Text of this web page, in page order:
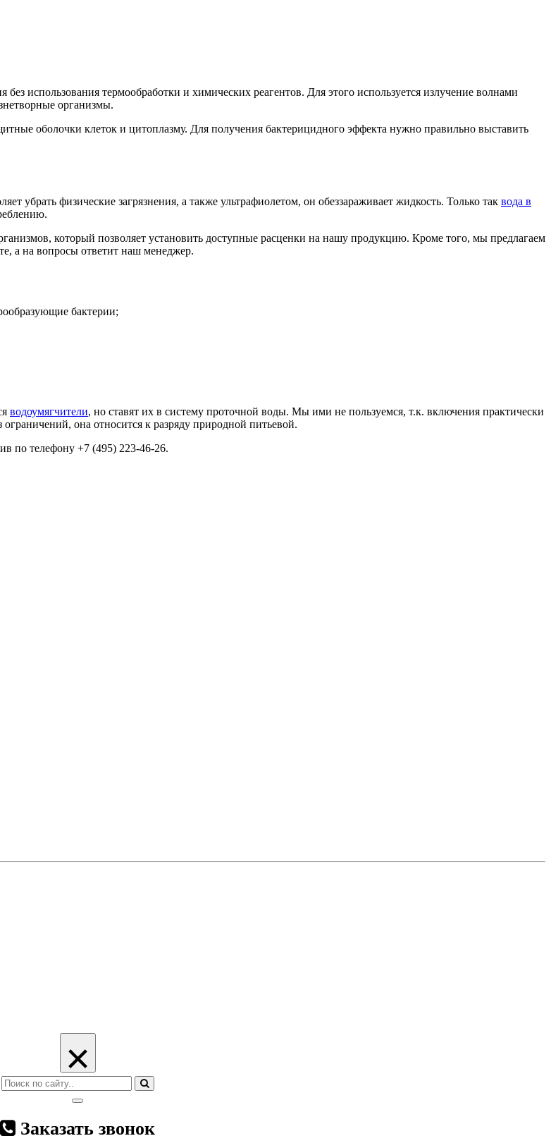
использования термообработки и химических реагентов. Для этого используется излучение волнами
организмы.
оболочки клеток и цитоплазму. Для получения бактерицидного эффекта нужно правильно выставить
убрать физические загрязнения, а также ультрафиолетом, он обеззараживает жидкость. Только так вода в
который позволяет установить доступные расценки на нашу продукцию. Кроме того, мы предлагаем
а на вопросы ответит наш менеджер.
бактерии;
водоумягчители, но ставят их в систему проточной воды. Мы ими не пользуемся, т.к. включения практически
она относится к разряду природной питьевой.
по телефону +7 (495) 223-46-26.
×
Заказать звонок